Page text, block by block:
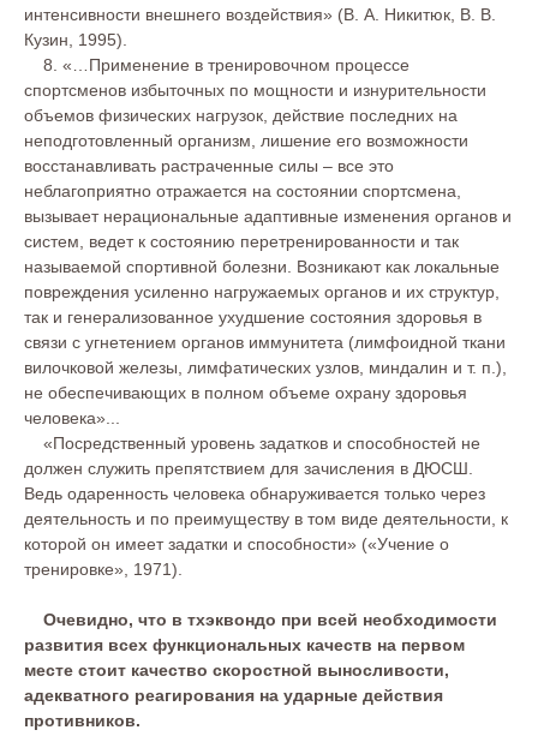
интенсивности внешнего воздействия» (В. А. Никитюк, В. В.
Кузин, 1995).
8. «…Применение в тренировочном процессе
спортсменов избыточных по мощности и изнурительности
объемов физических нагрузок, действие последних на
неподготовленный организм, лишение его возможности
восстанавливать растраченные силы – все это
неблагоприятно отражается на состоянии спортсмена,
вызывает нерациональные адаптивные изменения органов и
систем, ведет к состоянию перетренированности и так
называемой спортивной болезни. Возникают как локальные
повреждения усиленно нагружаемых органов и их структур,
так и генерализованное ухудшение состояния здоровья в
связи с угнетением органов иммунитета (лимфоидной ткани
вилочковой железы, лимфатических узлов, миндалин и т. п.),
не обеспечивающих в полном объеме охрану здоровья
человека»...
«Посредственный уровень задатков и способностей не
должен служить препятствием для зачисления в ДЮСШ.
Ведь одаренность человека обнаруживается только через
деятельность и по преимуществу в том виде деятельности, к
которой он имеет задатки и способности» («Учение о
тренировке», 1971).
Очевидно, что в тхэквондо при всей необходимости
развития всех функциональных качеств на первом
месте стоит качество скоростной выносливости,
адекватного реагирования на ударные действия
противников.